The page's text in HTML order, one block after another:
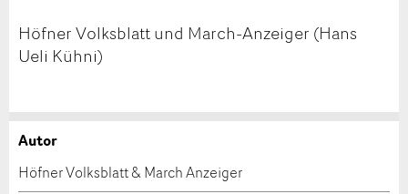
Höfner Volksblatt und March-Anzeiger (Hans
Ueli Kühni)
Anzeige beanstanden
Anzeige weiterempfehlen
Autor
Höfner Volksblatt & March Anzeiger